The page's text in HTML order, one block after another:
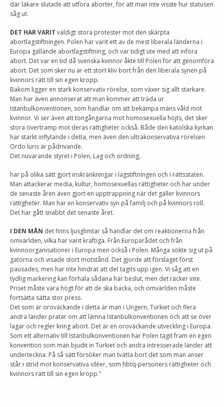
där läkare slutade att utföra aborter, för att man inte visste hur statusen
såg ut.
DET HAR VARIT väldigt stora protester mot den skärpta
abortlagstiftningen. Polen har varit ett av de mest liberala länderna i
Europa gällande abortlagstiftning, och var tidigt ute med att införa
abort. Det var en tid då svenska kvinnor åkte till Polen för att genomföra
abort. Det som sker nu är ett stort kliv bort från den liberala synen på
kvinnors rätt till sin egen kropp.
Bakom ligger en stark konservativ rörelse, som växer sig allt starkare.
Man har även annonserat att man kommer att träda ur
Istanbulkonventionen, som handlar om att bekämpa mäns våld mot
kvinnor. Vi ser även att tongångarna mot homosexuella höjts, det sker
stora övertramp mot deras rättigheter också. Både den katolska kyrkan
har starkt inflytande i detta, men även den ultrakonservativa rörelsen
Ordo luris är pådrivande.
Det nuvarande styret i Polen, Lag och ordning,
har på olika sätt gjort inskränkningar i lagstiftningen och i rättsstaten.
Man attackerar media, kultur, homosexuellas rättigheter och har under
de senaste åren även gjort en upptrappning när det gäller kvinnors
rättigheter. Man har en konservativ syn på familj och på kvinnors roll.
Det har gått snabbt det senaste året.
I DEN MÅN det finns ljusglimtar så handlar det om reaktionerna från
omvärlden, vilka har varit kraftiga. Från Europarådet och från
kvinnoorganisationer i Europa men också i Polen. Många sökte sig ut på
gatorna och visade stort motstånd. Det gjorde att förslaget först
pausades, men har inte hindrat att det tagits upp igen. Vi såg att en
tydlig markering kan förhala sådana här beslut, men det räcker inte.
Priset måste vara högt för att de ska backa, och omvärlden måste
fortsätta sätta stor press.
Det som är oroväckande i detta är man i Ungern, Turkiet och flera
andra länder pratar om att lämna Istanbulkonventionen och att se över
lagar och regler kring abort. Det är en oroväckande utveckling i Europa.
Som ett alternativ till Istanbulkonventionen har Polen tagit fram en egen
konvention som man bjudit in Turkiet och andra intresserade länder att
underteckna. På så sätt försöker man tvätta bort det som man anser
står i strid mot konservativa idéer, som hbtq-personers rättigheter och
kvinnors rätt till sin egen kropp.”